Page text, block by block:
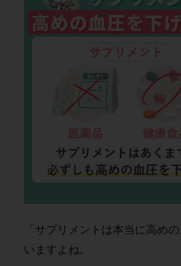
「サプリメントは本当に高め
いますよね。